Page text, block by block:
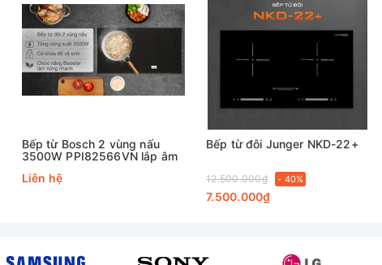
Bếp từ Bosch 2 vùng nấu
3500W PPI82566VN lắp âm
Liên hệ
Bếp từ đôi Junger NKD-22+
12.500.000₫ - 40%
7.500.000₫